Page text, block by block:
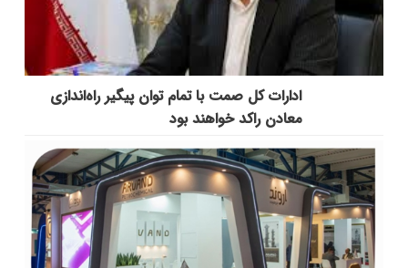
ادارات کل صمت با تمام توان پیگیر راه‌اندازی
معادن راکد خواهند بود